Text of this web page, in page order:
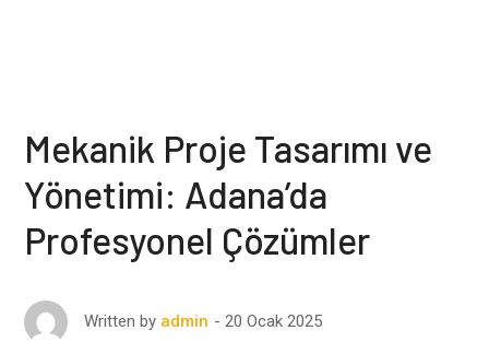
Mekanik Proje Tasarımı ve
Yönetimi: Adana’da
Profesyonel Çözümler
Written by admin 20 Ocak 2025